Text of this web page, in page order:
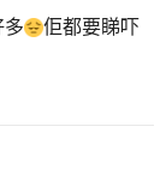
多
佢都要睇吓